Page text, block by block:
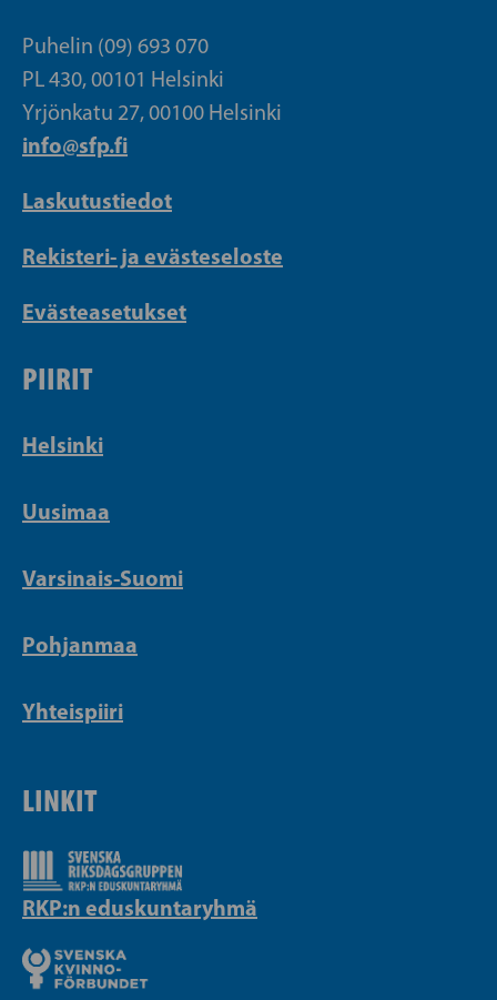
Puhelin (09) 693 070
PL 430, 00101 Helsinki
Yrjönkatu 27, 00100 Helsinki
info@sfp.fi
Laskutustiedot
Rekisteri- ja evästeseloste
Evästeasetukset
PIIRIT
Helsinki
Uusimaa
Varsinais-Suomi
Pohjanmaa
Yhteispiiri
LINKIT
RKP:n eduskuntaryhmä